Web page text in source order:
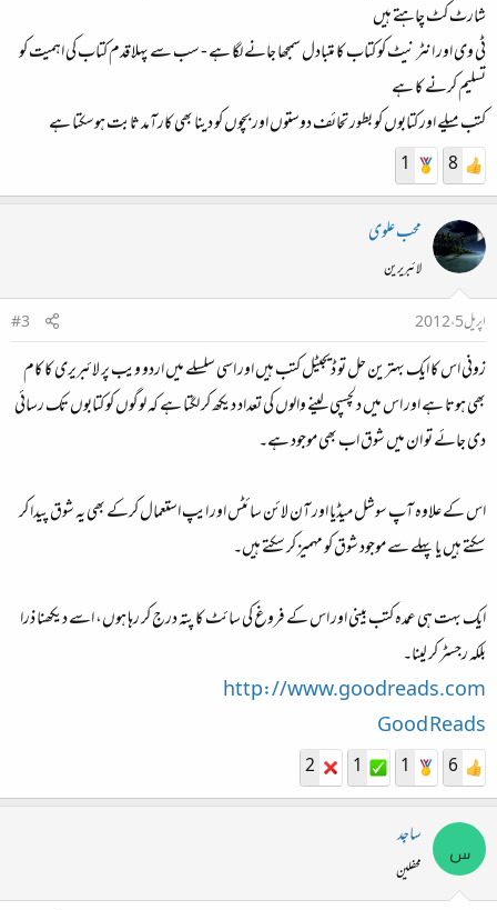
شارٹ کٹ چاہتے ہیں
ٹی وی اور انٹر نیٹ کو کتاب کا متبادل سمجھا جانے لگا ہے - سب سے پہلا قدم کتاب کی اہمیت کو
تسلیم کرنے کا ہے
کتب میلے اور کتابوں کو بطور تحائف دوستوں اور بچوں کو دینا بھی کارآمد ثابت ہوسکتا ہے
8
1
محب علوی
لائبریرین
اپریل 5، 2012
#3
زونی اس کا ایک بہترین حل تو ڈیجیٹل کتب ہیں اور اسی سلسلے میں اردو ویب پر لائبریری کا کام
بھی ہوتا ہے اور اس میں دلچسپی لینے والوں کی تعداد دیکھ کر لگتا ہے کہ لوگوں کو کتابوں تک رسائی
دی جائے تو ان میں شوق اب بھی موجود ہے۔
اس کے علاوہ آپ سوشل میڈیا اور آن لائن سائٹس اور ایپ استعمال کرکے بھی یہ شوق پیدا کر
سکتے ہیں یا پہلے سے موجود شوق کو مہمیز کر سکتے ہیں۔
ایک بہت ہی عمدہ کتب بینی اور اس کے فروغ کی سائٹ کا پتہ درج کر رہا ہوں، اسے دیکھنا ذرا
بلکہ رجسٹر کر لینا۔
http://www.goodreads.com
Good Reads
6
1
1
2
س ساجد
محفلین